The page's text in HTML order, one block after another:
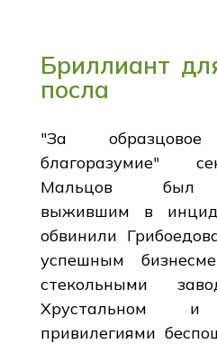
Бриллиант
посла
"За
благоразумие"
Мальцов был
выжившим в
обвинили
успешным
стекольными
Хрустальном и
привилегиями